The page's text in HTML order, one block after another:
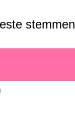
stemmen